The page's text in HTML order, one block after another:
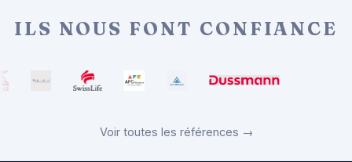
ILS NOUS FONT CONFIANCE
Voir toutes les références →